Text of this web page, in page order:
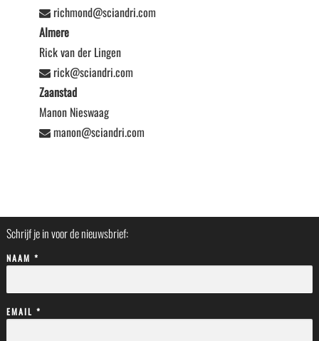
richmond@sciandri.com
Almere
Rick van der Lingen
rick@sciandri.com
Zaanstad
Manon Nieswaag
manon@sciandri.com
Schrijf je in voor de nieuwsbrief:
NAAM *
EMAIL *